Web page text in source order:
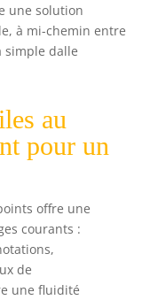
une solution
à mi-chemin entre
simple dalle
au
pour un
offre une
courants :
de
une fluidité